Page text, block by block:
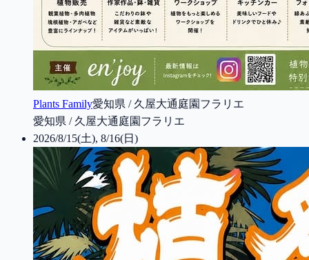
Plants Family愛知県 / 久屋大通庭園フラリエ
愛知県 / 久屋大通庭園フラリエ
2026/8/15(土), 8/16(日)